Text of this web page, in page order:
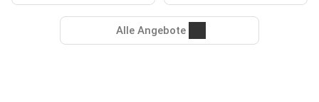
Alle Angebote